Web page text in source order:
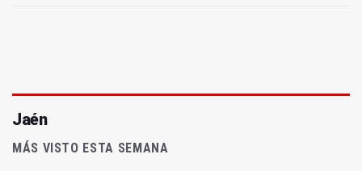
Jaén
MÁS VISTO ESTA SEMANA